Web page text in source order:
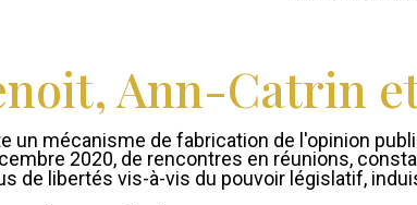
Ann-Catrin
un mécanisme de fabrication de l'opinion
2020, de rencontres en réunions,
de libertés vis-à-vis du pouvoir législatif,